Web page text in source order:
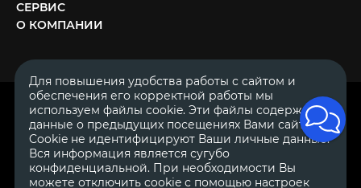
СЕРВИС
О КОМПАНИИ
© 2007—2026 «Диалог Авто» — автосалон. Все права защищены.
Обращаем Ваше внимание на то, что данный Интернет-сайт
носит исключительно информационный характер и ни при
каких условиях не является публичной офертой, определяемой
ОГРН 1111644005153
ИНН 1644062657
Для повышения удобства работы с сайтом и
обеспечения его корректной работы мы
используем файлы cookie. Эти файлы содержат
данные о предыдущих посещениях Вами сайта.
Cookie не идентифицируют Ваши личные данные.
Вся информация является сугубо
конфиденциальной. При необходимости Вы
можете отключить cookie с помощью настроек